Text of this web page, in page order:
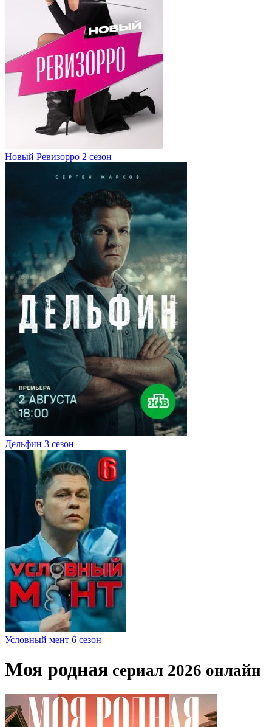
Новый Ревизорро 2 сезон
Дельфин 3 сезон
Условный мент 6 сезон
Моя родная сериал 2026 онлайн